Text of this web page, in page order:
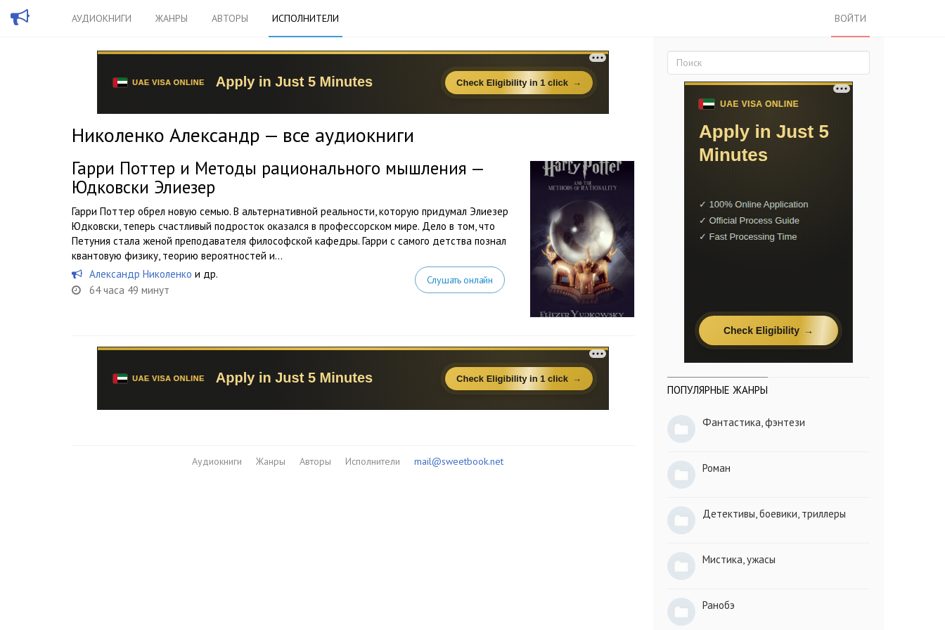
АУДИОКНИГИ ЖАНРЫ АВТОРЫ ИСПОЛНИТЕЛИ ВОЙТИ
Николенко Александр — все аудиокниги
Гарри Поттер и Методы рационального мышления —
Юдковски Элиезер
Гарри Поттер обрел новую семью. В альтернативной реальности, которую придумал Элиезер
Юдковски, теперь счастливый подросток оказался в профессорском мире. Дело в том, что
Петуния стала женой преподавателя философской кафедры. Гарри с самого детства познал
квантовую физику, теорию вероятностей и...
Александр Николенко и др.
64 часа 49 минут
Слушать онлайн
Аудиокниги Жанры Авторы Исполнители mail@sweetbook.net
ПОПУЛЯРНЫЕ ЖАНРЫ
Фантастика, фэнтези
Роман
Детективы, боевики, триллеры
Мистика, ужасы
Ранобэ